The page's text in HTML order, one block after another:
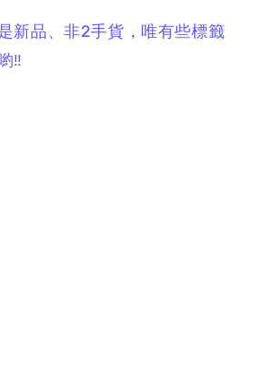
新品、非2手貨，唯有些標籤
‼️